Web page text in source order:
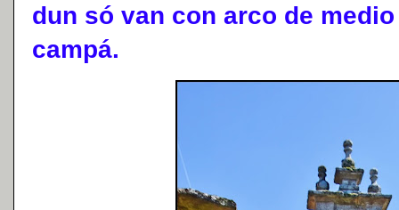
dun só van con arco de
campá.